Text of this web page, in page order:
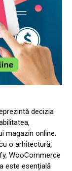
decizia
magazin online.
o arhitectură,
WooCommerce
este esențială